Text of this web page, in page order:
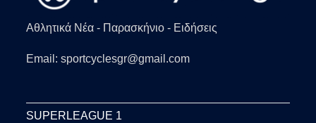
Αθλητικά Νέα - Παρασκήνιο - Ειδήσεις
Email: sportcyclesgr@gmail.com
SUPERLEAGUE 1